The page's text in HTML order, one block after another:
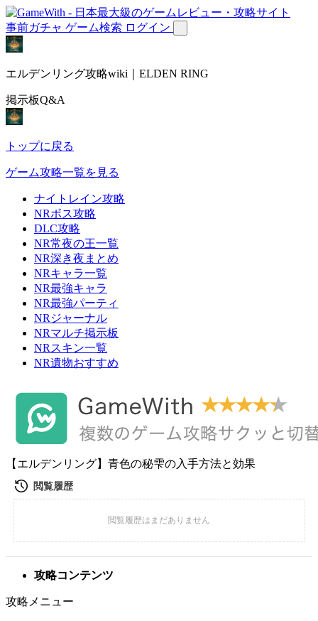
事前ガチャ ゲーム検索 ログイン
エルデンリング攻略wiki｜ELDEN RING
掲示板Q&A
トップに戻る
ゲーム攻略一覧を見る
ナイトレイン攻略
NRボス攻略
DLC攻略
NR常夜の王一覧
NR深き夜まとめ
NRキャラ一覧
NR最強キャラ
NR最強パーティ
NRジャーナル
NRマルチ掲示板
NRスキン一覧
NR遺物おすすめ
【エルデンリング】青色の秘雫の入手方法と効果
攻略コンテンツ
攻略メニュー